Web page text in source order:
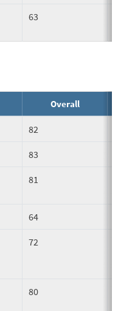
63
Overall
82
83
81
64
72
80